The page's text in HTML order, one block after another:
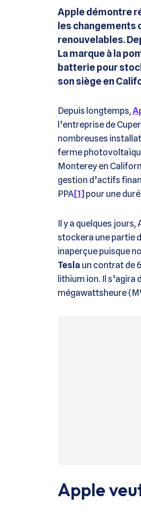
Apple démontre
les changements
renouvelables.
La marque à la
batterie pour
son siège en
Depuis longtemps,
l’entreprise de
nombreuses
ferme
Monterey en
gestion d’actifs
PPA[1]pour une
Il y a quelques
stockera une partie
inaperçue puisque
Tesla un contrat de
lithium ion. Il s’agira
mégawattsheure
Apple